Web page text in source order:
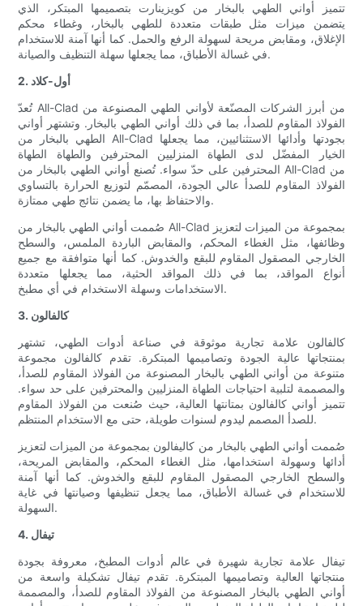
تتميز أواني الطهي بالبخار من كويزينارت بتصميمها المبتكر، الذي
يتضمن ميزات مثل طبقات متعددة للطهي بالبخار، وغطاء محكم
الإغلاق، ومقابض مريحة لسهولة الرفع والحمل. كما أنها آمنة للاستخدام
في غسالة الأطباق، مما يجعلها سهلة التنظيف والصيانة.
2. أول-كلاد
تُعدّ All-Clad من أبرز الشركات المصنّعة لأواني الطهي المصنوعة من
الفولاذ المقاوم للصدأ، بما في ذلك أواني الطهي بالبخار. وتشتهر أواني
الطهي بالبخار من All-Clad بجودتها وأدائها الاستثنائيين، مما يجعلها
الخيار المفضّل لدى الطهاة المنزليين المحترفين والطهاة الطهاة
المحترفين على حدّ سواء. تُصنع أواني الطهي بالبخار من All-Clad من
الفولاذ المقاوم للصدأ عالي الجودة، المصمّم لتوزيع الحرارة بالتساوي
والاحتفاظ بها، ما يضمن نتائج طهي ممتازة.
صُممت أواني الطهي بالبخار من All-Clad بمجموعة من الميزات لتعزيز
وظائفها، مثل الغطاء المحكم، والمقابض الباردة الملمس، والسطح
الخارجي المصقول المقاوم للبقع والخدوش. كما أنها متوافقة مع جميع
أنواع المواقد، بما في ذلك المواقد الحثية، مما يجعلها متعددة
الاستخدامات وسهلة الاستخدام في أي مطبخ.
3. كالفالون
كالفالون علامة تجارية موثوقة في صناعة أدوات الطهي، تشتهر
بمنتجاتها عالية الجودة وتصاميمها المبتكرة. تقدم كالفالون مجموعة
متنوعة من أواني الطهي بالبخار المصنوعة من الفولاذ المقاوم للصدأ،
والمصممة لتلبية احتياجات الطهاة المنزليين والمحترفين على حد سواء.
تتميز أواني كالفالون بمتانتها العالية، حيث صُنعت من الفولاذ المقاوم
للصدأ المصمم ليدوم لسنوات طويلة، حتى مع الاستخدام المنتظم.
صُممت أواني الطهي بالبخار من كاليفالون بمجموعة من الميزات لتعزيز
أدائها وسهولة استخدامها، مثل الغطاء المحكم، والمقابض المريحة،
والسطح الخارجي المصقول المقاوم للبقع والخدوش. كما أنها آمنة
للاستخدام في غسالة الأطباق، مما يجعل تنظيفها وصيانتها في غاية
السهولة.
4. تيفال
تيفال علامة تجارية شهيرة في عالم أدوات المطبخ، معروفة بجودة
منتجاتها العالية وتصاميمها المبتكرة. تقدم تيفال تشكيلة واسعة من
أواني الطهي بالبخار المصنوعة من الفولاذ المقاوم للصدأ، والمصممة